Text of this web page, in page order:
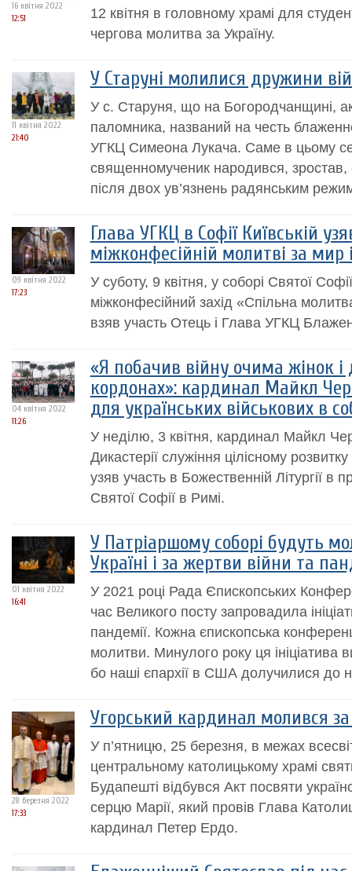
16 квітня 2022
12:51
12 квітня в головному храмі для
чергова молитва за Україну.
11 квітня 2022
21:40
У Старуні молилися дружини
У с. Старуня, що на Богородчанщині,
паломника, названий на честь
УГКЦ Симеона Лукача. Саме в цьому
священномученик народився, зростав,
після двох ув’язнень радянським
09 квітня 2022
17:23
Глава УГКЦ в Софії Київській
міжконфесійній молитві за мир
У суботу, 9 квітня, у соборі Святої
міжконфесійний захід «Спільна
взяв участь Отець і Глава УГКЦ
04 квітня 2022
11:26
«Я побачив війну очима жінок і
кордонах»: кардинал Майкл
для українських військових в
У неділю, 3 квітня, кардинал Майкл
Дикастерії служіння цілісному
узяв участь в Божественній Літургії в
Святої Софії в Римі.
01 квітня 2022
16:41
У Патріаршому соборі будуть
Україні і за жертви війни та
У 2021 році Рада Єпископських
час Великого посту запровадила
пандемії. Кожна єпископська
молитви. Минулого року ця
бо наші єпархії в США долучилися до
28 березня 2022
17:33
Угорський кардинал молився за
У п’ятницю, 25 березня, в межах
центральному католицькому храмі
Будапешті відбувся Акт посвяти
серцю Марії, який провів Глава
кардинал Петер Ердо.